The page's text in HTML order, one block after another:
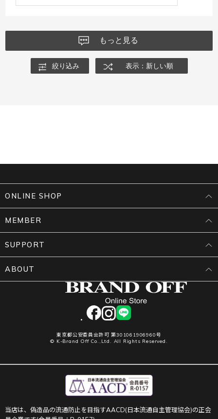
もっと見る
絞り込み 表示：新しい順
facebookinstagram
LINE
東京都公安委員会許可 第301061906960号
© K-Brand Off Co.,Ltd. All Rights Reserved.
ONLINE SHOP
MEMBER
SUPPORT
ABOUT
当店は、偽造品の流通防止を目指すAACD(日本流通自主管理協会)の正会